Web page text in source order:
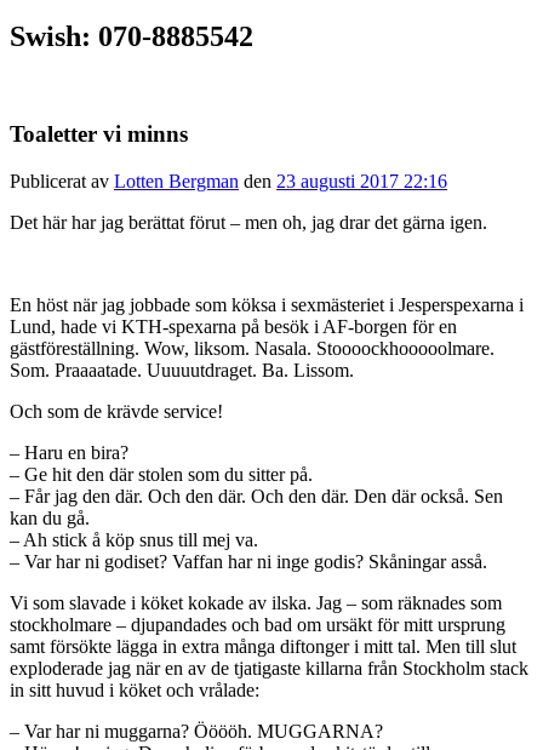
Swish: 070-8885542
Toaletter vi minns
Publicerat av Lotten Bergman den 23 augusti 2017 22:16
Det här har jag berättat förut – men oh, jag drar det gärna igen.
En höst när jag jobbade som köksa i sexmästeriet i Jesperspexarna i
Lund, hade vi KTH-spexarna på besök i AF-borgen för en
gästföreställning. Wow, liksom. Nasala. Stoooockhooooolmare.
Som. Praaaatade. Uuuuutdraget. Ba. Lissom.
Och som de krävde service!
– Haru en bira?
– Ge hit den där stolen som du sitter på.
– Får jag den där. Och den där. Och den där. Den där också. Sen
kan du gå.
– Ah stick å köp snus till mej va.
– Var har ni godiset? Vaffan har ni inge godis? Skåningar asså.
Vi som slavade i köket kokade av ilska. Jag – som räknades som
stockholmare – djupandades och bad om ursäkt för mitt ursprung
samt försökte lägga in extra många diftonger i mitt tal. Men till slut
exploderade jag när en av de tjatigaste killarna från Stockholm stack
in sitt huvud i köket och vrålade:
– Var har ni muggarna? Ööööh. MUGGARNA?